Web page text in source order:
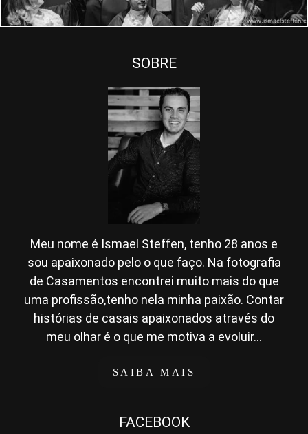
SOBRE
Meu nome é Ismael Steffen, tenho 28 anos e
sou apaixonado pelo o que faço. Na fotografia
de Casamentos encontrei muito mais do que
uma profissão,tenho nela minha paixão. Contar
histórias de casais apaixonados através do
meu olhar é o que me motiva a evoluir...
SAIBA MAIS
FACEBOOK